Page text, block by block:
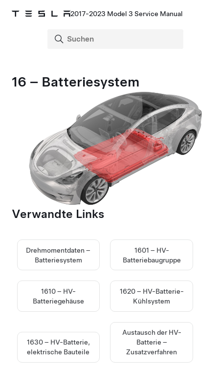
2017-2023 Model 3 Service Manual
16 – Batteriesystem
Verwandte Links
Drehmomentdaten –
Batteriesystem
1601 – HV-
Batteriebaugruppe
1610 – HV-
Batteriegehäuse
1620 – HV-Batterie-
Kühlsystem
1630 – HV-Batterie,
elektrische Bauteile
Austausch der HV-
Batterie –
Zusatzverfahren